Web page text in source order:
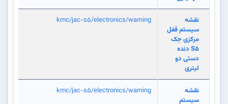
نقشه
سیستم قفل
مرکزی جک
S5 دنده
دستی دو
لیتری
kmc/jac-s5/electronics/warning
نقشه
سیستم
kmc/jac-s5/electronics/warning